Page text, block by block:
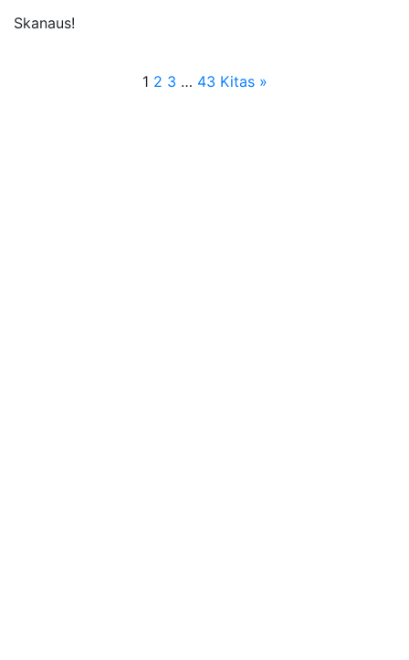
Skanaus!
1 2 3 … 43 Kitas »